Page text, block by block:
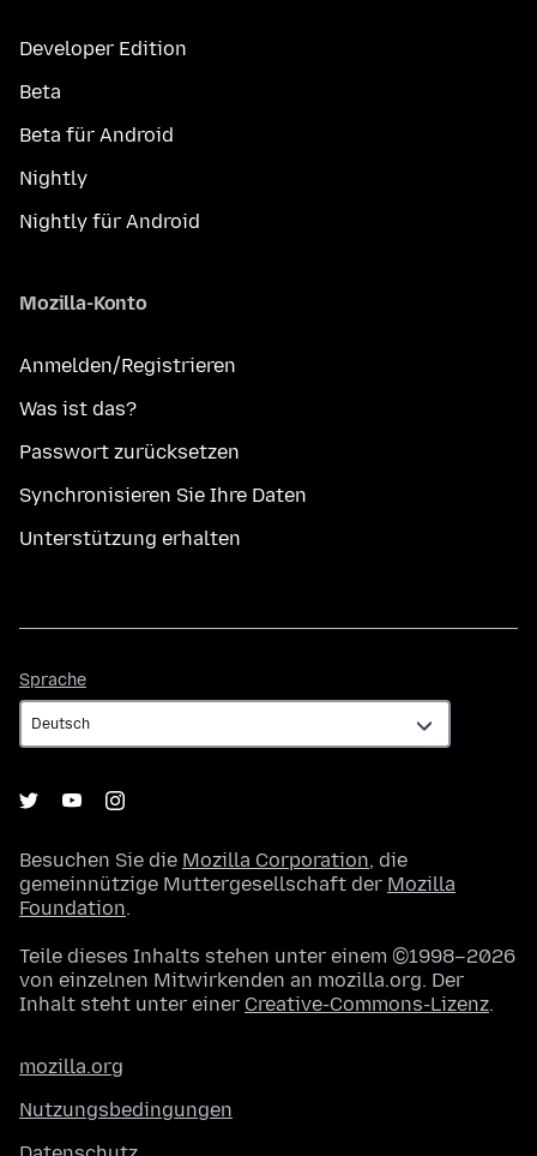
Developer Edition
Beta
Beta für Android
Nightly
Nightly für Android
Mozilla-Konto
Anmelden/Registrieren
Was ist das?
Passwort zurücksetzen
Synchronisieren Sie Ihre Daten
Unterstützung erhalten
Sprache
Besuchen Sie die Mozilla Corporation, die
gemeinnützige Muttergesellschaft der Mozilla
Foundation.
Teile dieses Inhalts stehen unter einem ©1998–2026
von einzelnen Mitwirkenden an mozilla.org. Der
Inhalt steht unter einer Creative-Commons-Lizenz.
mozilla.org
Nutzungsbedingungen